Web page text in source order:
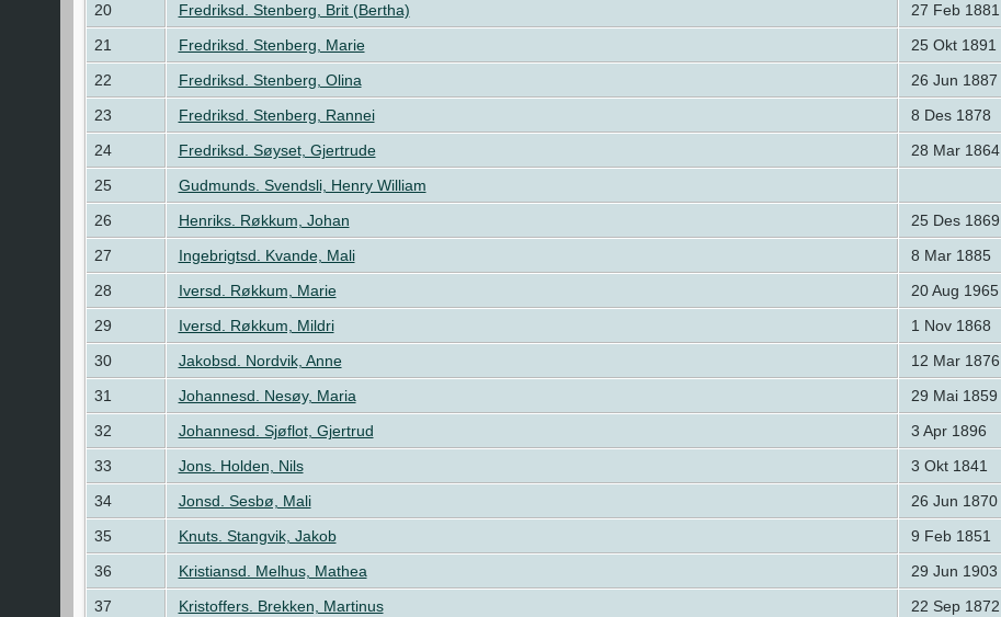
20
Fredriksd. Stenberg, Brit (Bertha) 27 Feb 1881
21
Fredriksd. Stenberg, Marie 25 Okt 1891
22
Fredriksd. Stenberg, Olina 26 Jun 1887
23
Fredriksd. Stenberg, Rannei 8 Des 1878
24
Fredriksd. Søyset, Gjertrude 28 Mar 1864
25
Gudmunds. Svendsli, Henry William
26
Henriks. Røkkum, Johan 25 Des 1869
27
Ingebrigtsd. Kvande, Mali 8 Mar 1885
28
Iversd. Røkkum, Marie 20 Aug 1965
29
Iversd. Røkkum, Mildri 1 Nov 1868
30
Jakobsd. Nordvik, Anne 12 Mar 1876
31
Johannesd. Nesøy, Maria 29 Mai 1859
32
Johannesd. Sjøflot, Gjertrud 3 Apr 1896
33
Jons. Holden, Nils 3 Okt 1841
34
Jonsd. Sesbø, Mali 26 Jun 1870
35
Knuts. Stangvik, Jakob 9 Feb 1851
36
Kristiansd. Melhus, Mathea 29 Jun 1903
37
Kristoffers. Brekken, Martinus 22 Sep 1872